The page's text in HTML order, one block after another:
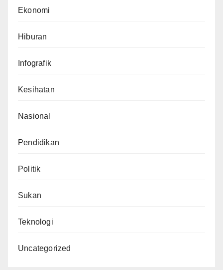
Ekonomi
Hiburan
Infografik
Kesihatan
Nasional
Pendidikan
Politik
Sukan
Teknologi
Uncategorized